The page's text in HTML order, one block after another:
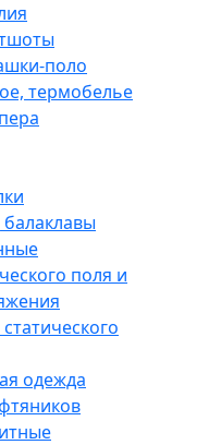
поло
термобелье
поля и
одежда